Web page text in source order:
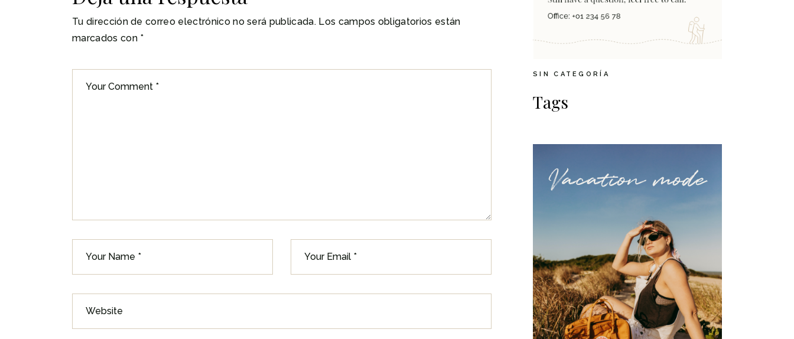
Tu dirección de correo electrónico no será publicada. Los campos obligatorios están
marcados con *
SIN CATEGORÍA
Tags